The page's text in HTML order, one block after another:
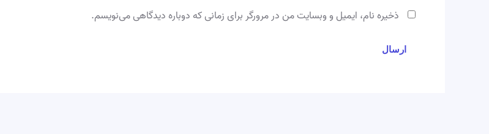
ذخیره نام، ایمیل و وبسایت من در مرورگر برای زمانی که دوباره دیدگاهی می‌نویسم.